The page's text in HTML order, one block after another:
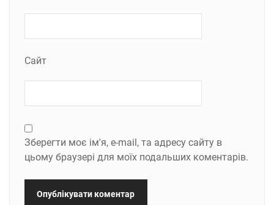
Сайт
Зберегти моє ім'я, e-mail, та адресу сайту в
цьому браузері для моїх подальших коментарів.